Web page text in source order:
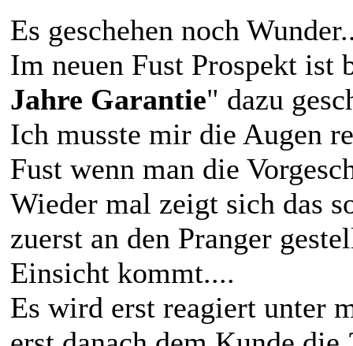
Es geschehen noch
Im neuen Fust Prospekt ist
Jahre Garantie" dazu
Ich musste mir die Augen
Fust wenn man die
Wieder mal zeigt sich das
zuerst an den Pranger
Einsicht kommt....
Es wird erst reagiert unter